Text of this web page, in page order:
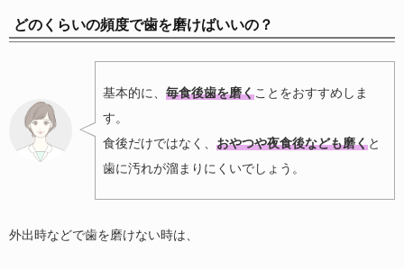
どのくらいの頻度で歯を磨けばいいの？
基本的に、 毎食後歯を磨くことをおすすめしま
す。
食後だけではなく、 おやつや夜食後なども磨くと
歯に汚れが溜まりにくいでしょう。
外出時などで歯を磨けない時は、